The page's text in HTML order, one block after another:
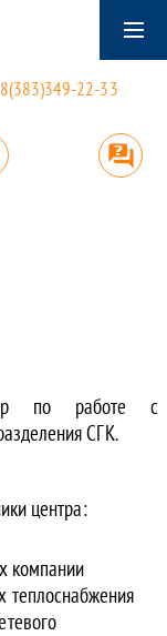
8(383)349-22-33
по работе с
СГК.
центра:
компании
теплоснабжения